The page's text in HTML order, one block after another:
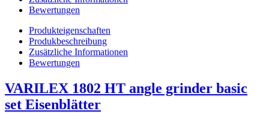
Bewertungen
Produkteigenschaften
Produkbeschreibung
Zusätzliche Informationen
Bewertungen
VARILEX 1802 HT angle grinder basic
set Eisenblätter